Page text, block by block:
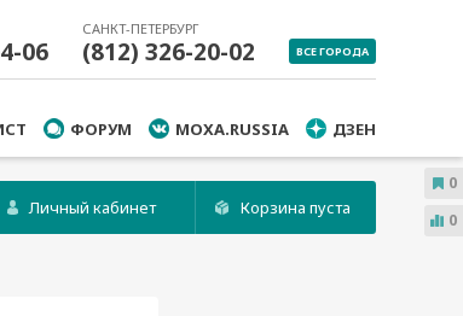
06
САНКТ-ПЕТЕРБУРГ
(812) 326-20-02 ВСЕ ГОРОДА
ФОРУМ MOXA.RUSSIA ДЗЕН
Личный кабинет Корзина пуста
0
0